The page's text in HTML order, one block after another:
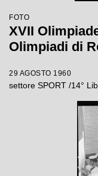
FOTO
XVII
Olimpiadi di
29 AGOSTO 1960
settore SPORT /14°